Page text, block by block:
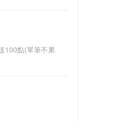
100點(單筆不累